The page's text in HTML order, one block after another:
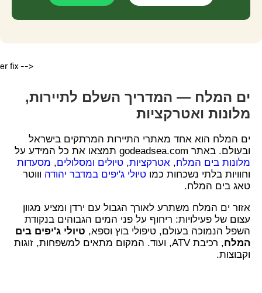
er fix -->
ים המלח — המדריך השלם לתיירות,
מלונות ואטרקציות
ים המלח הוא אחד מאתרי התיירות המרתקים בישראל
ובעולם. באתר godeadsea.com תמצאו את כל המידע על
מלונות בים המלח, אטרקציות, טיולים ומסלולים, מסעדות
וחוויות בלתי נשכחות כמו טיולי ג'יפים במדבר יהודה וווטר
טאג בים המלח.
אזור ים המלח משתרע לאורך הגבול עם ירדן ומציע מגוון
עצום של פעילויות: ריחוף על פני המים הגבוהים בנקודת
השפל הנמוכה בעולם, טיפולי בוץ וספא, טיולי ג'יפים בים
המלח
, רכיבת ATV, ועוד. המקום מתאים למשפחות, זוגות
וקבוצות.